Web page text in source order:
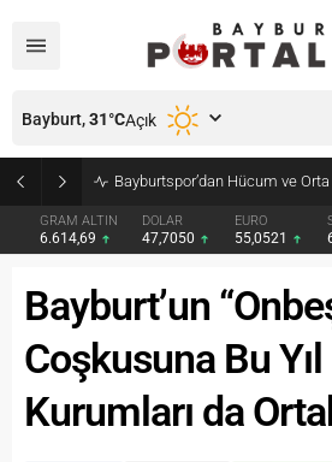
Bayburtspor’dan Hücum ve
GRAM ALTIN
6.614,69
DOLAR
47,7050
EURO
55,0521
Bayburt,31°CAçık
Bayburt’un
Coşkusuna Bu
Kurumları da